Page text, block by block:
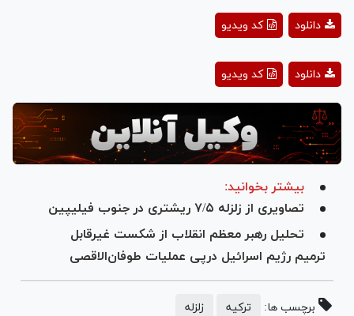
Playکد ویدیو دانلود
Play
Video
کد ویدیو دانلود
بیشتر بخوانید:
تصاویری از زلزله ۷/۵ ریشتری در جنوب فیلیپین
تحلیل رهبر معظم انقلاب از شکست غیرقابل
ترمیم رژیم اسرائیل درپی عملیات طوفان‌الاقصی
برچسب ها: ترکیه زلزله